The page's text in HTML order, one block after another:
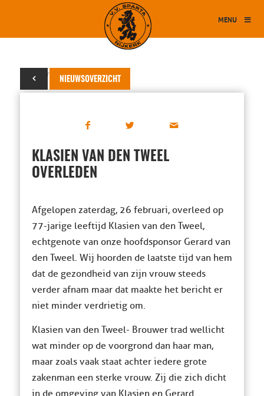
MENU
NIEUWSOVERZICHT
01 maart 2022
KLASIEN VAN DEN TWEEL
OVERLEDEN
Afgelopen zaterdag, 26 februari, overleed op
77-jarige leeftijd Klasien van den Tweel,
echtgenote van onze hoofdsponsor Gerard van
den Tweel. Wij hoorden de laatste tijd van hem
dat de gezondheid van zijn vrouw steeds
verder afnam maar dat maakte het bericht er
niet minder verdrietig om.
Klasien van den Tweel- Brouwer trad wellicht
wat minder op de voorgrond dan haar man,
maar zoals vaak staat achter iedere grote
zakenman een sterke vrouw. Zij die zich dicht
in de omgeving van Klasien en Gerard